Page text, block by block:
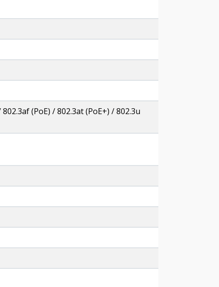
(PoE) / 802.3at (PoE+) / 802.3u